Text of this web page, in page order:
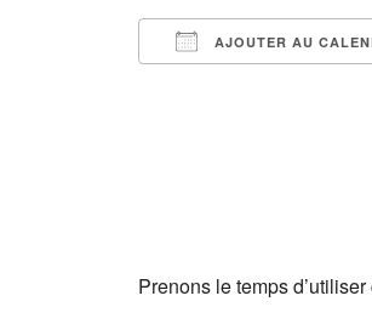
AJOUTER AU
Prenons le temps